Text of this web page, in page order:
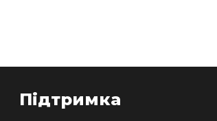
Підтримка